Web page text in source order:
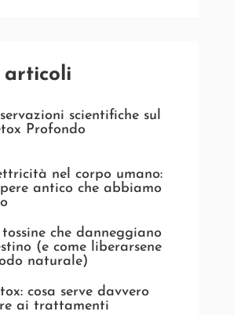
articoli
scientifiche sul
Profondo
nel corpo umano:
antico che abbiamo
che danneggiano
(e come liberarsene
naturale)
cosa serve davvero
ai trattamenti